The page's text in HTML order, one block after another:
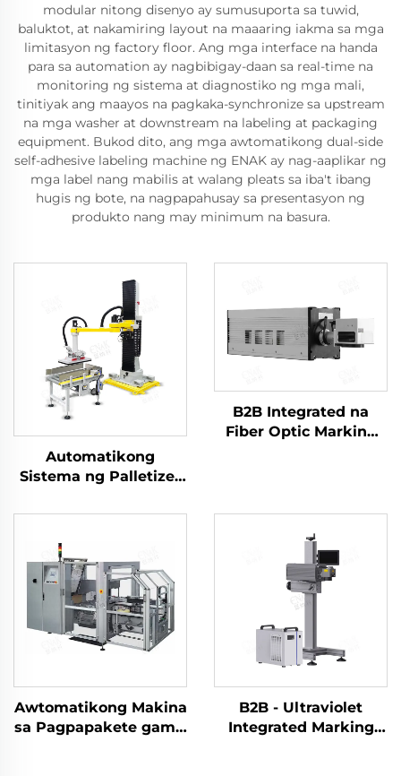
modular nitong disenyo ay sumusuporta sa tuwid,
baluktot, at nakamiring layout na maaaring iakma sa mga
limitasyon ng factory floor. Ang mga interface na handa
para sa automation ay nagbibigay-daan sa real-time na
monitoring ng sistema at diagnostiko ng mga mali,
tinitiyak ang maayos na pagkaka-synchronize sa upstream
na mga washer at downstream na labeling at packaging
equipment. Bukod dito, ang mga awtomatikong dual-side
self-adhesive labeling machine ng ENAK ay nag-aaplikar ng
mga label nang mabilis at walang pleats sa iba't ibang
hugis ng bote, na nagpapahusay sa presentasyon ng
produkto nang may minimum na basura.
Automatikong
Sistema ng Palletizer
ng Carton ENK-
B2B Integrated na
Fiber Optic Marking
Plastic na Pakete ng
Pagkain
Awtomatikong Makina
sa Pagpapakete gamit
B2B - Ultraviolet
Integrated Marking